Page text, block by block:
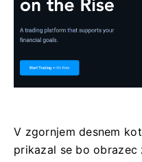
V zgornjem desnem
prikazal se bo obrazec